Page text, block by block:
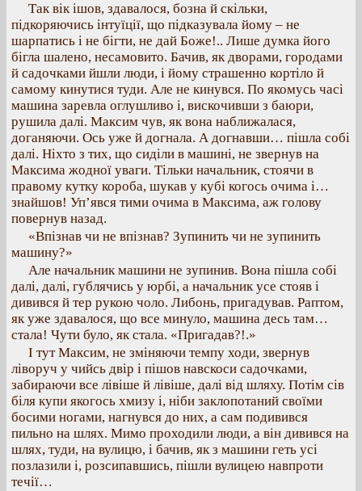
Так вік ішов, здавалося, бозна й скільки,
підкоряючись інтуїції, що підказувала йому – не
шарпатись і не бігти, не дай Боже!.. Лише думка його
бігла шалено, несамовито. Бачив, як дворами, городами
й садочками йшли люди, і йому страшенно кортіло й
самому кинутися туди. Але не кинувся. По якомусь часі
машина заревла оглушливо і, вискочивши з баюри,
рушила далі. Максим чув, як вона наближалася,
доганяючи. Ось уже й догнала. А догнавши… пішла собі
далі. Ніхто з тих, що сиділи в машині, не звернув на
Максима жодної уваги. Тільки начальник, стоячи в
правому кутку короба, шукав у кубі когось очима і…
знайшов! Уп’явся тими очима в Максима, аж голову
повернув назад.
«Впізнав чи не впізнав? Зупинить чи не зупинить
машину?»
Але начальник машини не зупинив. Вона пішла собі
далі, далі, гублячись у юрбі, а начальник усе стояв і
дивився й тер рукою чоло. Либонь, пригадував. Раптом,
як уже здавалося, що все минуло, машина десь там…
стала! Чути було, як стала. «Пригадав?!.»
І тут Максим, не зміняючи темпу ходи, звернув
ліворуч у чийсь двір і пішов навскоси садочками,
забираючи все лівіше й лівіше, далі від шляху. Потім сів
біля купи якогось хмизу і, ніби заклопотаний своїми
босими ногами, нагнувся до них, а сам подивився
пильно на шлях. Мимо проходили люди, а він дивився на
шлях, туди, на вулицю, і бачив, як з машини геть усі
позлазили і, розсипавшись, пішли вулицею навпроти
течії…